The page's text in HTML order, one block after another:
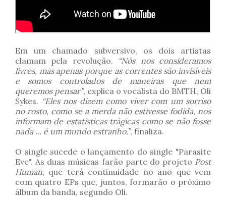
Em um chamado subversivo, os dois artistas
clamam pela revolução.
“Nós nos consideramos
livres, mas apenas porque as correntes são invisíveis
e somos controlados de maneiras que nem
queremos pensar”, explica o vocalista do BMTH, Oli
Sykes. “Eles nos dizem como viver com um sorriso
no rosto, como se a merda não estivesse fodida, nos
informam de estatísticas trágicas como se não fosse
nada ... é um mundo estranho.”, finaliza.
O single sucede o lançamento do single "Parasite
Eve". As duas músicas farão parte do projeto Post
Human, que terá continuidade no ano que vem
com quatro EPs que, juntos, formarão o próximo
álbum da banda, segundo Oli.